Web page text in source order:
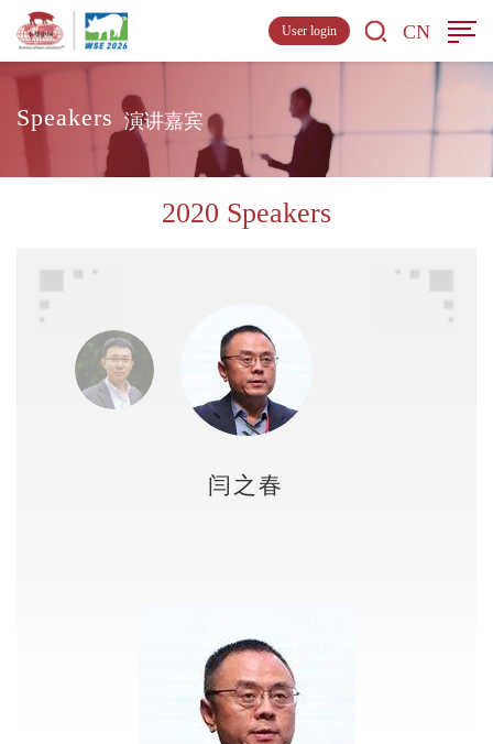
CN
User login
Speakers 演讲嘉宾
2020 Speakers
闫之春